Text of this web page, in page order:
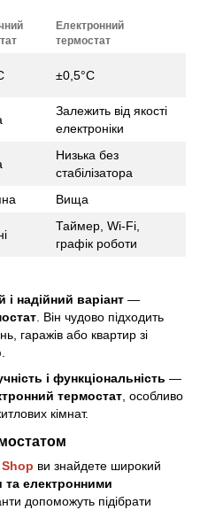
Електронний
термостат
±0,5°C
Залежить від якості
електроніки
Низька без
стабілізатора
Вища
Таймер, Wi-Fi,
графік роботи
і надійний варіант —
. Він чудово підходить
гаражів або квартир зі
і функціональність —
термостат , особливо
кімнат.
ви знайдете широкий
та електронними
допоможуть підібрати